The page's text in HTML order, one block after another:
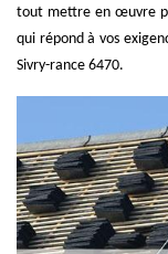
tout mettre en œuvre
qui répond à vos
Sivry-rance 6470.